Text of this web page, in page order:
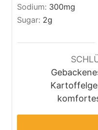
Sodium: 300mg
Sugar: 2g